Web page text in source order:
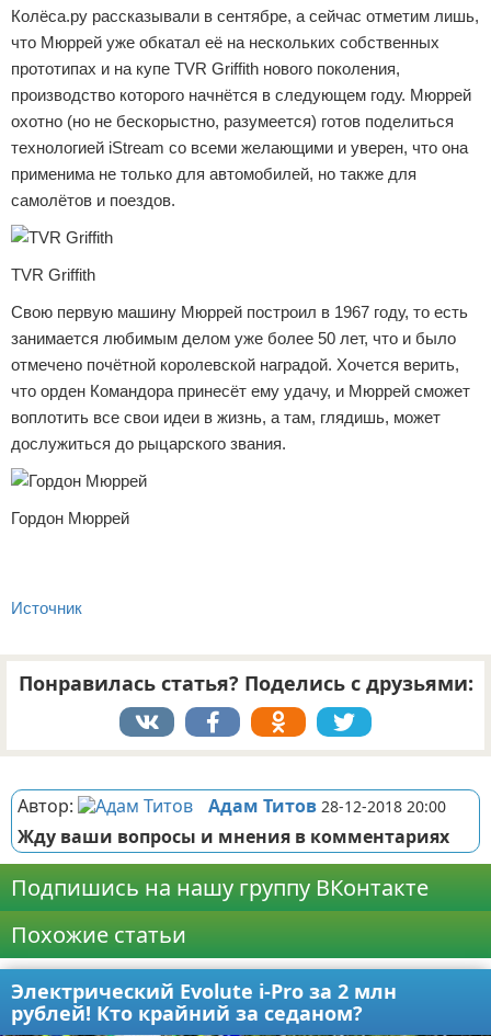
Колёса.ру рассказывали в сентябре, а сейчас отметим лишь,
что Мюррей уже обкатал её на нескольких собственных
прототипах и на купе TVR Griffith нового поколения,
производство которого начнётся в следующем году. Мюррей
охотно (но не бескорыстно, разумеется) готов поделиться
технологией iStream со всеми желающими и уверен, что она
применима не только для автомобилей, но также для
самолётов и поездов.
TVR Griffith
Свою первую машину Мюррей построил в 1967 году, то есть
занимается любимым делом уже более 50 лет, что и было
отмечено почётной королевской наградой. Хочется верить,
что орден Командора принесёт ему удачу, и Мюррей сможет
воплотить все свои идеи в жизнь, а там, глядишь, может
дослужиться до рыцарского звания.
Гордон Мюррей
Источник
Понравилась статья? Поделись с друзьями:
Автор: Адам Титов 28-12-2018 20:00
Жду ваши вопросы и мнения в комментариях
Подпишись на нашу группу ВКонтакте
Похожие статьи
Электрический Evolute i-Pro за 2 млн
рублей! Кто крайний за седаном?